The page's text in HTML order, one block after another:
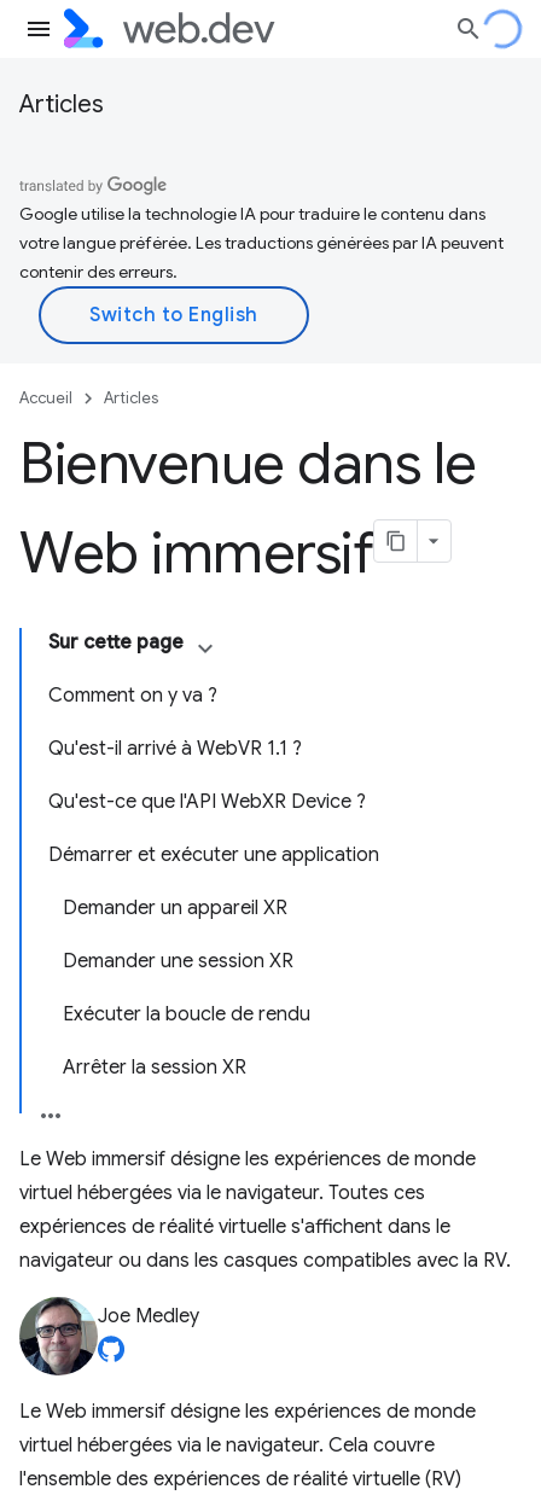
Articles
Google utilise la technologie IA pour traduire le contenu dans
votre langue préférée. Les traductions générées par IA peuvent
contenir des erreurs.
Accueil Articles
Bienvenue dans le
Web immersif
Sur cette page
Comment on y va ?
Qu'est-il arrivé à WebVR 1.1 ?
Qu'est-ce que l'API WebXR Device ?
Démarrer et exécuter une application
Demander un appareil XR
Demander une session XR
Exécuter la boucle de rendu
Arrêter la session XR
Le Web immersif désigne les expériences de monde
virtuel hébergées via le navigateur. Toutes ces
expériences de réalité virtuelle s'affichent dans le
navigateur ou dans les casques compatibles avec la RV.
Joe Medley
Le Web immersif désigne les expériences de monde
virtuel hébergées via le navigateur. Cela couvre
l'ensemble des expériences de réalité virtuelle (RV)